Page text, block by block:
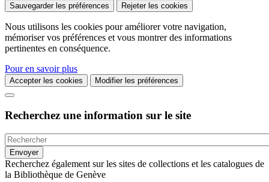
Sauvegarder les préférences Rejeter les cookies
Nous utilisons les cookies pour améliorer votre navigation,
mémoriser vos préférences et vous montrer des informations
pertinentes en conséquence.
Pour en savoir plus
Accepter les cookies Modifier les préférences
Recherchez une information sur le site
Recherchez également sur les sites de collections et les catalogues de
la Bibliothèque de Genève